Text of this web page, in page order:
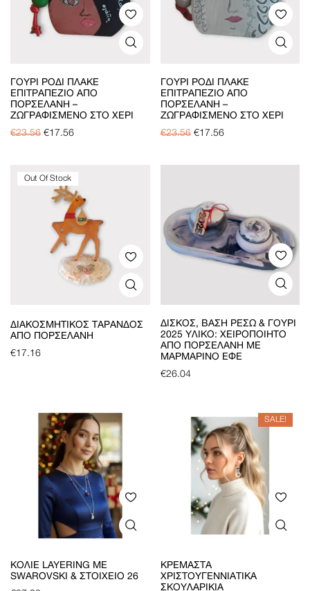
ΓΟΎΡΙ ΡΌΔΙ ΠΛΑΚΈ
ΕΠΙΤΡΑΠΈΖΙΟ ΑΠΌ
ΠΟΡΣΕΛΆΝΗ –
ΖΩΓΡΑΦΙΣΜΈΝΟ ΣΤΟ ΧΈΡΙ
€23.56 €17.56
ΓΟΎΡΙ ΡΌΔΙ ΠΛΑΚΈ
ΕΠΙΤΡΑΠΈΖΙΟ ΑΠΌ
ΠΟΡΣΕΛΆΝΗ –
ΖΩΓΡΑΦΙΣΜΈΝΟ ΣΤΟ ΧΈΡΙ
€23.56 €17.56
Out Of Stock
ΔΙΑΚΟΣΜΗΤΙΚΌΣ ΤΑΡΆΝΔΟΣ
ΑΠΌ ΠΟΡΣΕΛΆΝΗ
€17.16
ΔΊΣΚΟΣ, ΒΆΣΗ ΡΕΣΏ & ΓΟΎΡΙ
2025 ΥΛΙΚΌ: ΧΕΙΡΟΠΟΊΗΤΟ
ΑΠΌ ΠΟΡΣΕΛΆΝΗ ΜΕ
ΜΑΡΜΆΡΙΝΟ ΕΦΈ
€26.04
ΚΟΛΙΈ LAYERING ΜΕ
SWAROVSKI & ΣΤΟΙΧΕΊΟ 26
SALE!
ΚΡΕΜΑΣΤΆ
ΧΡΙΣΤΟΥΓΕΝΝΙΆΤΙΚΑ
ΣΚΟΥΛΑΡΊΚΙΑ